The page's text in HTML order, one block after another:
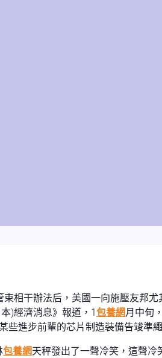
相干辦法后，美國一向施壓友邦
)經濟消息》報道，1包養網 月中旬
些進步前輩的芯片制造裝備告竣準
包養網天秤發出了一聲冷笑，這聲